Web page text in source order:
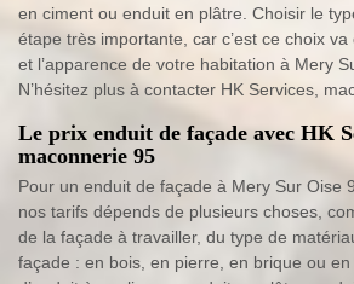
en ciment ou enduit en plâtre. Choisir le
étape très importante, car c’est ce choix
et l’apparence de votre habitation à Mery
N’hésitez plus à contacter HK Services,
Le prix enduit de façade avec HK
maconnerie 95
Pour un enduit de façade à Mery Sur Oise
nos tarifs dépends de plusieurs choses,
de la façade à travailler, du type de
façade : en bois, en pierre, en brique ou